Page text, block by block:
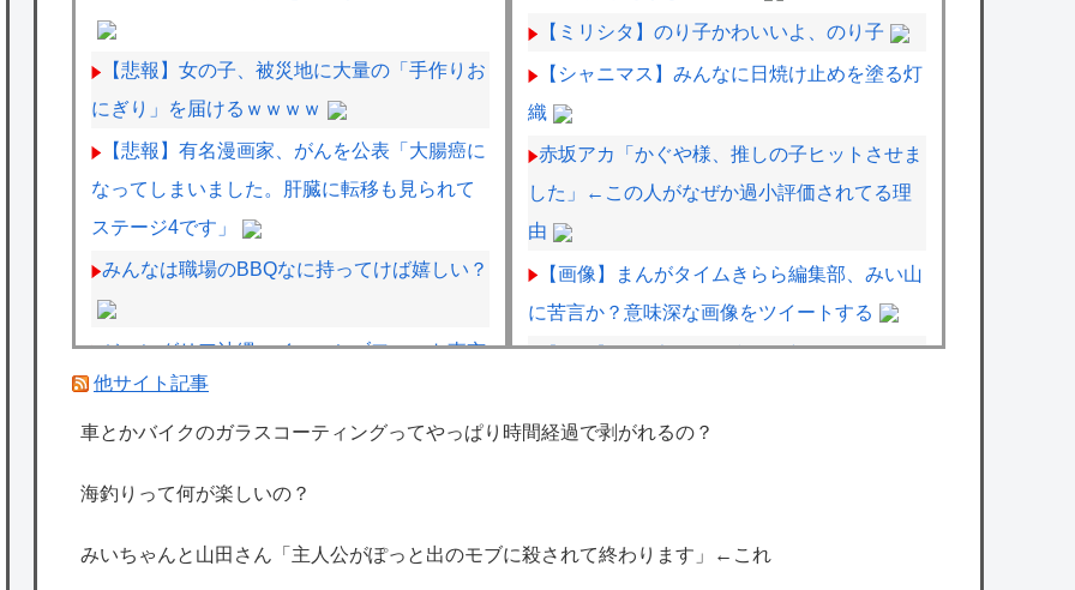
【悲報】女の子、被災地に大量の「手作りお
にぎり」を届けるｗｗｗｗ
【悲報】有名漫画家、がんを公表「大腸癌に
なってしまいました。肝臓に転移も見られて
ステージ4です」
みんなは職場のBBQなに持ってけば嬉しい？
ジャングリア沖縄、イマーシブフォート東京
の二の舞になりそうｗｗｗｗｗｗ
フェルスタッペンとレッドブルの新契約交渉
年のみ、2027年に向けてウィリアムズと交渉
【ミリシタ】のり子かわいいよ、のり子
【シャニマス】みんなに日焼け止めを塗る灯
織
赤坂アカ「かぐや様、推しの子ヒットさせま
した」←この人がなぜか過小評価されてる理
由
【画像】まんがタイムきらら編集部、みい山
に苦言か？意味深な画像をツイートする
【画像】漫画家・桂正和、最新のパンツ＆お
出し方」「実写かと思いました」
【艦これ】煙幕してんのに大暴れしすぎちゃ
他サイト記事
車とかバイクのガラスコーティングってやっぱり時間経過で剥がれるの？
海釣りって何が楽しいの？
みいちゃんと山田さん「主人公がぽっと出のモブに殺されて終わります」←これ